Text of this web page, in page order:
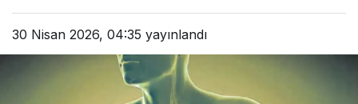
30 Nisan 2026, 04:35 yayınlandı